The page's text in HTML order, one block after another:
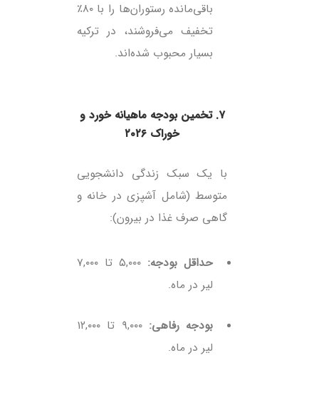
باقی‌مانده رستوران‌ها را با ۸۰٪
تخفیف می‌فروشند، در ترکیه
بسیار محبوب شده‌اند.
۷. تخمین بودجه ماهیانه خورد و
خوراک ۲۰۲۶
با یک سبک زندگی دانشجویی
متوسط (شامل آشپزی در خانه و
گاهی صرف غذا در بیرون):
حداقل بودجه:
۵,۰۰۰ تا ۷,۰۰۰
لیر در ماه.
بودجه رفاهی:
۹,۰۰۰ تا ۱۲,۰۰۰
لیر در ماه.